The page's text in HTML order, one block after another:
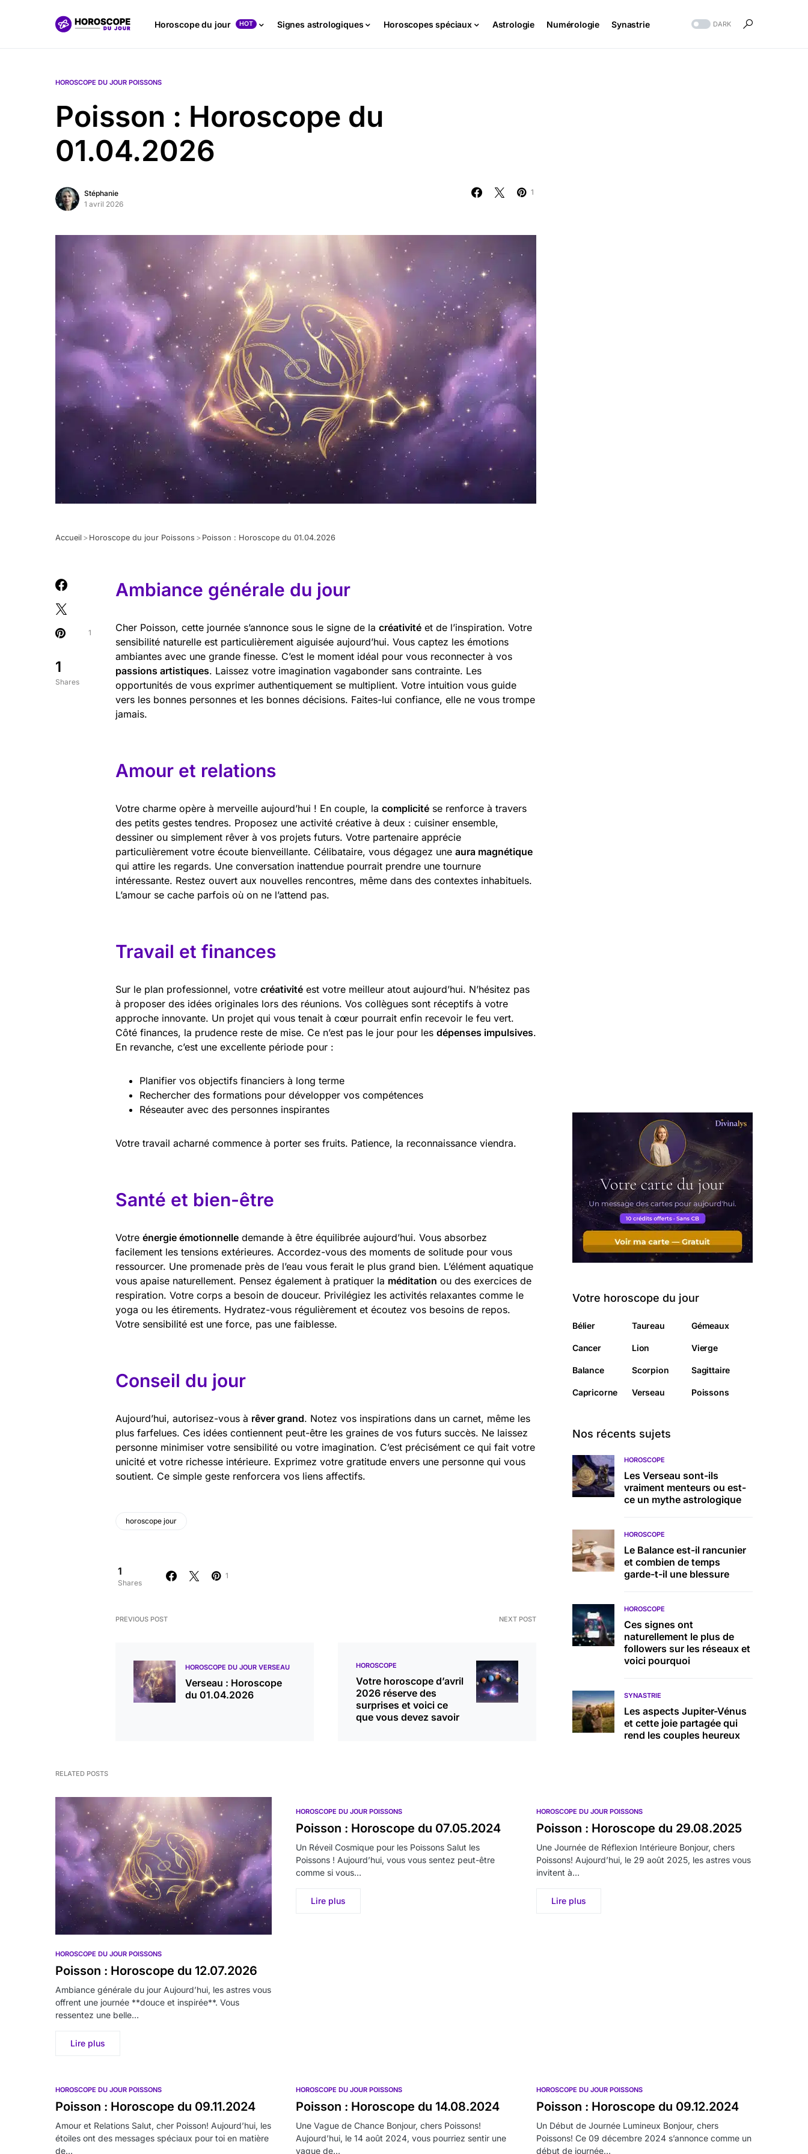
Horoscope du jour HOT Signes astrologiques Horoscopes spéciaux Astrologie Numérologie Synastrie DARK
HOROSCOPE DU JOUR POISSONS
Poisson : Horoscope du
01.04.2026
Stéphanie
1 avril 2026
1
Accueil > Horoscope du jour Poissons > Poisson : Horoscope du 01.04.2026
1
Shares
1
Ambiance générale du jour
Cher Poisson, cette journée s’annonce sous le signe de la créativité et de l’inspiration. Votre
sensibilité naturelle est particulièrement aiguisée aujourd’hui. Vous captez les émotions
ambiantes avec une grande finesse. C’est le moment idéal pour vous reconnecter à vos
passions artistiques. Laissez votre imagination vagabonder sans contrainte. Les
opportunités de vous exprimer authentiquement se multiplient. Votre intuition vous guide
vers les bonnes personnes et les bonnes décisions. Faites-lui confiance, elle ne vous trompe
jamais.
Amour et relations
Votre charme opère à merveille aujourd’hui ! En couple, la complicité se renforce à travers
des petits gestes tendres. Proposez une activité créative à deux : cuisiner ensemble,
dessiner ou simplement rêver à vos projets futurs. Votre partenaire apprécie
particulièrement votre écoute bienveillante. Célibataire, vous dégagez une aura magnétique
qui attire les regards. Une conversation inattendue pourrait prendre une tournure
intéressante. Restez ouvert aux nouvelles rencontres, même dans des contextes inhabituels.
L’amour se cache parfois où on ne l’attend pas.
Travail et finances
Sur le plan professionnel, votre créativité est votre meilleur atout aujourd’hui. N’hésitez pas
à proposer des idées originales lors des réunions. Vos collègues sont réceptifs à votre
approche innovante. Un projet qui vous tenait à cœur pourrait enfin recevoir le feu vert.
Côté finances, la prudence reste de mise. Ce n’est pas le jour pour les dépenses impulsives.
En revanche, c’est une excellente période pour :
Planifier vos objectifs financiers à long terme
Rechercher des formations pour développer vos compétences
Réseauter avec des personnes inspirantes
Votre travail acharné commence à porter ses fruits. Patience, la reconnaissance viendra.
Santé et bien-être
Votre énergie émotionnelle demande à être équilibrée aujourd’hui. Vous absorbez
facilement les tensions extérieures. Accordez-vous des moments de solitude pour vous
ressourcer. Une promenade près de l’eau vous ferait le plus grand bien. L’élément aquatique
vous apaise naturellement. Pensez également à pratiquer la méditation ou des exercices de
respiration. Votre corps a besoin de douceur. Privilégiez les activités relaxantes comme le
yoga ou les étirements. Hydratez-vous régulièrement et écoutez vos besoins de repos.
Votre sensibilité est une force, pas une faiblesse.
Conseil du jour
Aujourd’hui, autorisez-vous à rêver grand. Notez vos inspirations dans un carnet, même les
plus farfelues. Ces idées contiennent peut-être les graines de vos futurs succès. Ne laissez
personne minimiser votre sensibilité ou votre imagination. C’est précisément ce qui fait votre
unicité et votre richesse intérieure. Exprimez votre gratitude envers une personne qui vous
soutient. Ce simple geste renforcera vos liens affectifs.
horoscope jour
1
Shares
1
PREVIOUS POST
HOROSCOPE DU JOUR VERSEAU
Verseau : Horoscope
du 01.04.2026
NEXT POST
HOROSCOPE
Votre horoscope d’avril
2026 réserve des
surprises et voici ce
que vous devez savoir
Votre horoscope du jour
Bélier Taureau Gémeaux
Cancer Lion Vierge
Balance Scorpion Sagittaire
Capricorne Verseau Poissons
Nos récents sujets
HOROSCOPE
Les Verseau sont-ils
vraiment menteurs ou est-
ce un mythe astrologique
HOROSCOPE
Le Balance est-il rancunier
et combien de temps
garde-t-il une blessure
HOROSCOPE
Ces signes ont
naturellement le plus de
followers sur les réseaux et
voici pourquoi
SYNASTRIE
Les aspects Jupiter-Vénus
et cette joie partagée qui
rend les couples heureux
RELATED POSTS
HOROSCOPE DU JOUR POISSONS
Poisson : Horoscope du 12.07.2026
Ambiance générale du jour Aujourd’hui, les astres vous
offrent une journée **douce et inspirée**. Vous
ressentez une belle…
Lire plus
HOROSCOPE DU JOUR POISSONS
Poisson : Horoscope du 07.05.2024
Un Réveil Cosmique pour les Poissons Salut les
Poissons ! Aujourd’hui, vous vous sentez peut-être
comme si vous…
Lire plus
HOROSCOPE DU JOUR POISSONS
Poisson : Horoscope du 29.08.2025
Une Journée de Réflexion Intérieure Bonjour, chers
Poissons! Aujourd’hui, le 29 août 2025, les astres vous
invitent à…
Lire plus
HOROSCOPE DU JOUR POISSONS
Poisson : Horoscope du 09.11.2024
Amour et Relations Salut, cher Poisson! Aujourd’hui, les
étoiles ont des messages spéciaux pour toi en matière
de…
HOROSCOPE DU JOUR POISSONS
Poisson : Horoscope du 14.08.2024
Une Vague de Chance Bonjour, chers Poissons!
Aujourd’hui, le 14 août 2024, vous pourriez sentir une
vague de…
HOROSCOPE DU JOUR POISSONS
Poisson : Horoscope du 09.12.2024
Un Début de Journée Lumineux Bonjour, chers
Poissons! Ce 09 décembre 2024 s’annonce comme un
début de journée…